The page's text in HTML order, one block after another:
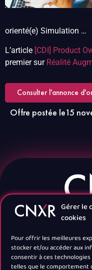
Gérer le
cookies
Pour offrir les meilleures
stocker et/ou accéder aux
consentir à ces
telles que le comportement
orienté(e) Simulation …
L’article [CDI] Product
premier sur Réalité
Consulter l'annonce
Offre postée le15